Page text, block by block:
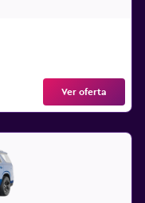
Ver oferta